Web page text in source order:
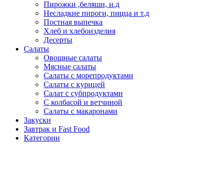
Пирожки ,беляши, и.д
Несладкие пироги, пицца и т.д
Постная выпечка
Хлеб и хлебоизделия
Десерты
Салаты
Овощные салаты
Мясные салаты
Салаты с морепродуктами
Салаты с курицей
Салат с субпродуктами
С колбасой и ветчиной
Салаты с макаронами
Закуски
Завтрак и Fast Food
Категории